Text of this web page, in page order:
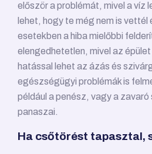
először a problémát, mivel a víz
lehet, hogy te még nem is vettél
esetekben a hiba mielőbbi
elengedhetetlen, mivel az
hatással lehet az ázás és
egészségügyi problémák is
például a penész, vagy a
panaszai.
Ha csőtörést tapasztal,